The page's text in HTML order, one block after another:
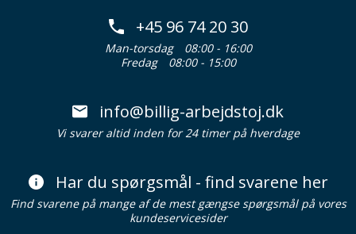
+45 96 74 20 30
Man-torsdag
08:00 - 16:00
Fredag
08:00 - 15:00
info@billig-arbejdstoj.dk
Vi svarer altid inden for 24 timer på hverdage
Har du spørgsmål - find svarene her
Find svarene på mange af de mest gængse spørgsmål på vores
kundeservicesider